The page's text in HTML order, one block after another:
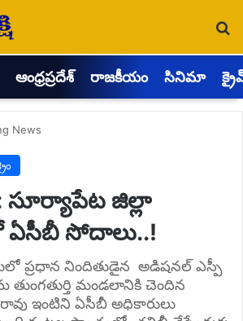
ఆంధ్రప్రదేశ్ రాజకీయం సినిమా
News
సూర్యాపేట జిల్లా
ఏసీబీ సోదాలు..!
ప్రధాన నిందితుడైన అడిషనల్ ఎస్పీ
మండలానికి చెందిన
ఇంటిని ఏసీబీ అధికారులు